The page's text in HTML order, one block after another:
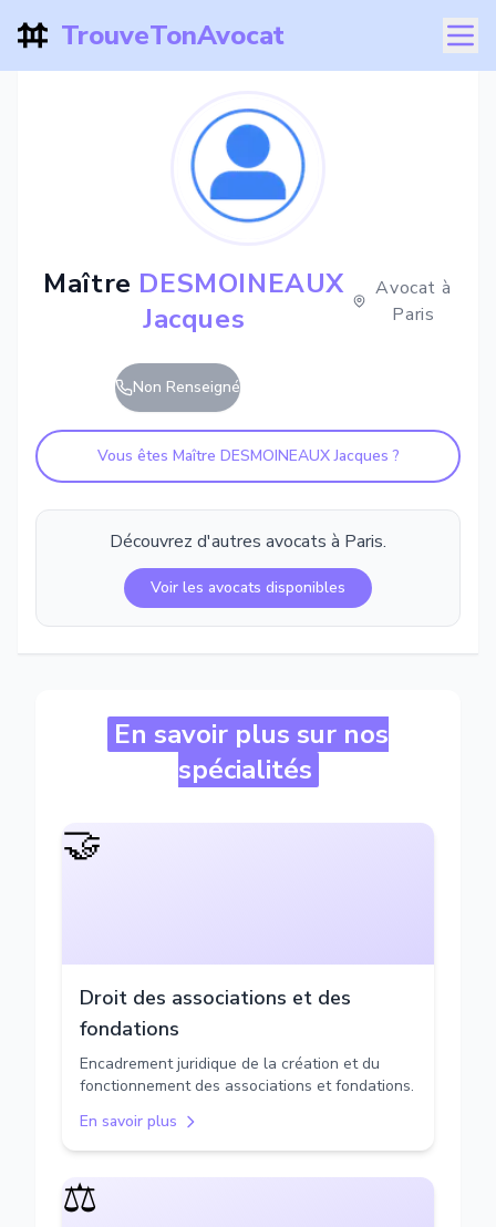
TrouveTonAvocat
Maître DESMOINEAUX
Jacques
Avocat à
Paris
Non Renseigné
Vous êtes Maître DESMOINEAUX Jacques ?
Découvrez d'autres avocats à Paris.
Voir les avocats disponibles
En savoir plus sur nos
spécialités
🤝
Droit des associations et des
fondations
Encadrement juridique de la création et du
fonctionnement des associations et fondations.
En savoir plus
⚖️